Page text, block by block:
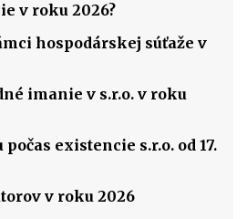
v roku 2026?
hospodárskej súťaže v
imanie v s.r.o. v roku
existencie s.r.o. od 17.
v roku 2026